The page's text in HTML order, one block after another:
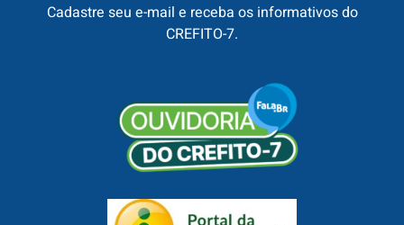
Cadastre seu e-mail e receba os informativos do
CREFITO-7.